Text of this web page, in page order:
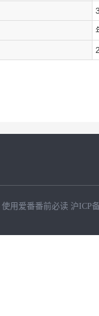
使用爱番番前必读 沪ICP